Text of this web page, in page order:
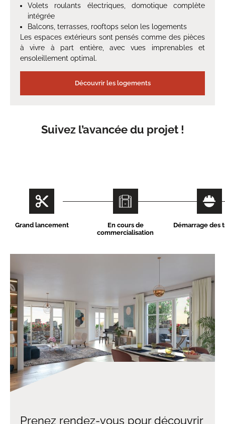
Volets roulants électriques, domotique complète
intégrée
Balcons, terrasses, rooftops selon les logements
Les espaces extérieurs sont pensés comme des pièces
à vivre à part entière, avec vues imprenables et
ensoleillement optimal.
Découvrir les logements
Suivez l’avancée du projet !
Grand lancement
En cours de
commercialisation
Démarrage des
Prenez rendez-vous pour découvrir